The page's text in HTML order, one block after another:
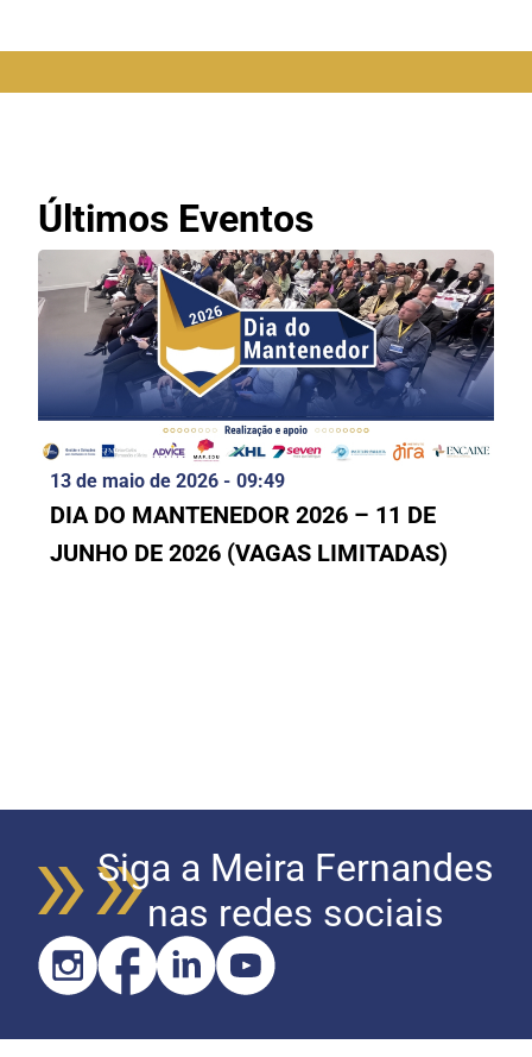
Últimos Eventos
13 de maio de 2026 - 09:49
DIA DO MANTENEDOR 2026 – 11 DE
JUNHO DE 2026 (VAGAS LIMITADAS)
Siga a Meira Fernandes
nas redes sociais